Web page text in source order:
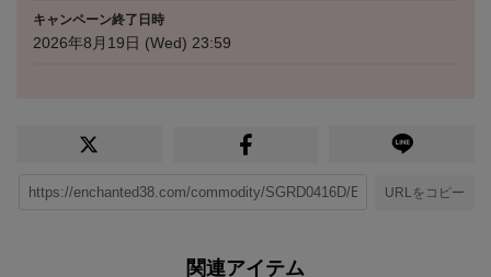
キャンペーン終了日時
2026年8月19日 (Wed) 23:59
URLをコピー
関連アイテム